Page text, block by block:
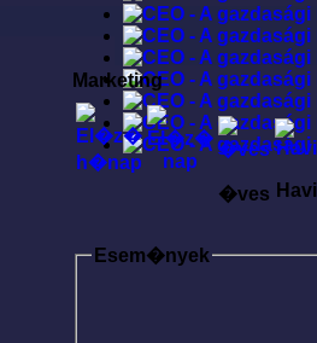
Marketing
�ves Havi
Esem�nyek